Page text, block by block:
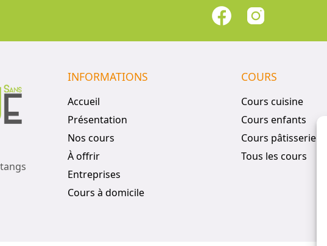
INFORMATIONS
Accueil
Présentation
Nos cours
À offrir
Entreprises
Cours à domicile
COURS
Cours cuisine
Cours enfants
Cours pâtisserie
Tous les cours